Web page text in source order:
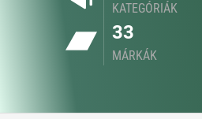
KATEGÓRIÁK
33
MÁRKÁK